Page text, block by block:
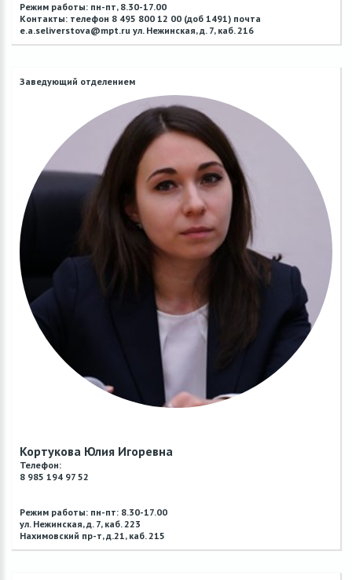
Режим работы: пн-пт, 8.30-17.00
Контакты: телефон 8 495 800 12 00 (доб 1491) почта
e.a.seliverstova@mpt.ru ул. Нежинская, д. 7, каб. 216
Заведующий отделением
Кортукова Юлия Игоревна
Телефон:
8 985 194 97 52
Режим работы: пн-пт: 8.30-17.00
ул. Нежинская, д. 7, каб. 223
Нахимовский пр-т, д.21, каб. 215